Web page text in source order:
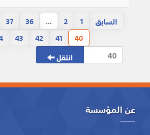
السابق 1
2
...
36
37
40
41
42
43
انتقل
عن المؤسسة